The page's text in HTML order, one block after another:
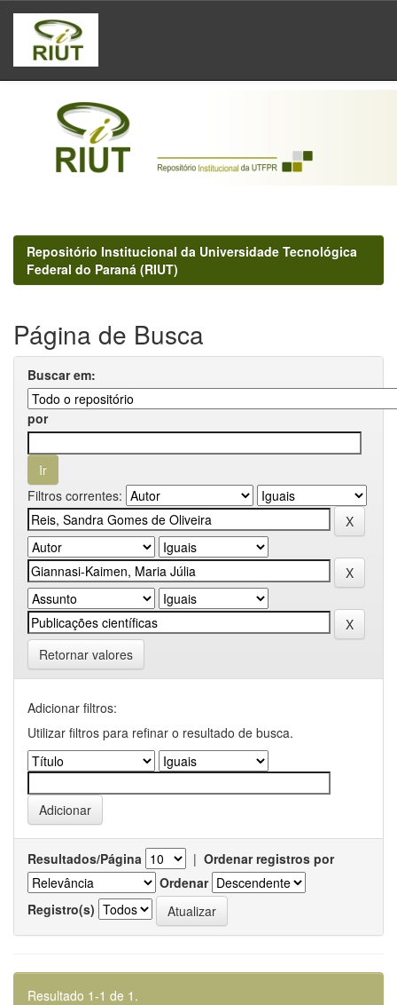
Skip
navigation
Repositório Institucional da Universidade Tecnológica
Federal do Paraná (RIUT)
Página de Busca
Buscar em:
por
Filtros correntes:
Retornar valores
Adicionar filtros:
Utilizar filtros para refinar o resultado de busca.
Resultados/Página | Ordenar registros por
Ordenar
Registro(s)
Resultado 1-1 de 1.